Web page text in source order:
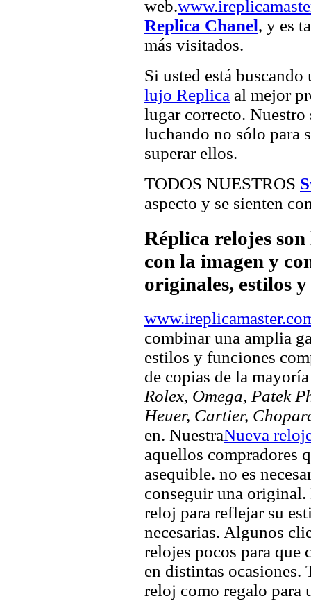
web.
Replica Chanel, y es
más visitados.
Si usted está
lujo Replica al mejor
lugar correcto. Nuestro
luchando no sólo para
superar ellos.
TODOS NUESTROS
aspecto y se sienten
Réplica relojes
con la imagen y
originales, estilos
combinar una amplia
estilos y funciones
de copias de la
Rolex, Omega, Patek
Heuer, Cartier,
en. NuestraNueva
aquellos compradores
asequible. no es
conseguir una
reloj para reflejar su
necesarias. Algunos
relojes pocos para que
en distintas ocasiones.
reloj como regalo para